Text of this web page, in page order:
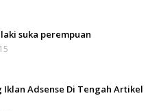
suka perempuan
Iklan Adsense Di Tengah Artikel